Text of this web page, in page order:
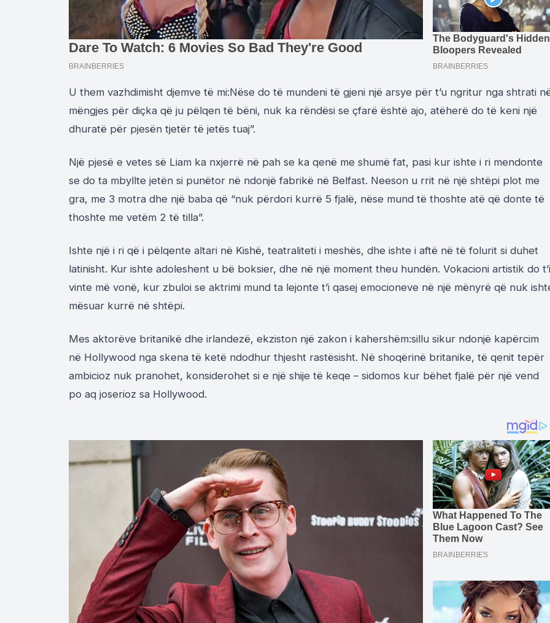
U them vazhdimisht djemve të mi:Nëse do të mundeni të gjeni një arsye për t’u ngritur nga shtrati
mëngjes për diçka që ju pëlqen të bëni, nuk ka rëndësi se çfarë është ajo, atëherë do të keni një
dhuratë për pjesën tjetër të jetës tuaj”.
Një pjesë e vetes së Liam ka nxjerrë në pah se ka qenë me shumë fat, pasi kur ishte i ri mendonte
se do ta mbyllte jetën si punëtor në ndonjë fabrikë në Belfast. Neeson u rrit në një shtëpi plot me
gra, me 3 motra dhe një baba që “nuk përdori kurrë 5 fjalë, nëse mund të thoshte atë që donte të
thoshte me vetëm 2 të tilla”.
Ishte një i ri që i pëlqente altari në Kishë, teatraliteti i meshës, dhe ishte i aftë në të folurit si duhet
latinisht. Kur ishte adoleshent u bë boksier, dhe në një moment theu hundën. Vokacioni artistik do t’i
vinte më vonë, kur zbuloi se aktrimi mund ta lejonte t’i qasej emocioneve në një mënyrë që nuk
mësuar kurrë në shtëpi.
Mes aktorëve britanikë dhe irlandezë, ekziston një zakon i kahershëm:sillu sikur ndonjë kapërcim
në Hollywood nga skena të ketë ndodhur thjesht rastësisht. Në shoqërinë britanike, të qenit tepër
ambicioz nuk pranohet, konsiderohet si e një shije të keqe – sidomos kur bëhet fjalë për një vend
po aq joserioz sa Hollywood.